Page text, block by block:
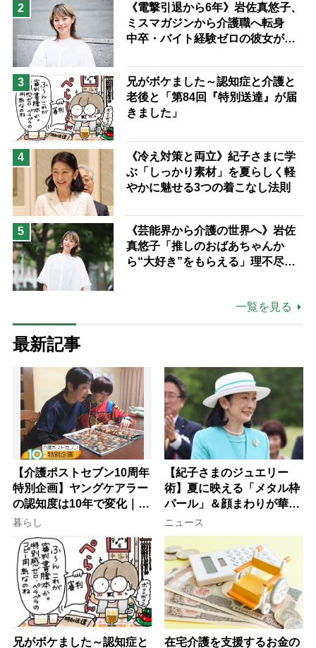
2
《電撃引退から6年》岩佐真悠子、
ミスマガジンから介護職へ転身
中卒・バイト経験ゼロの彼女が見
ながら自分らしくいられる」
3
兄がボケました～認知症と介護と
老後と「第84回『特別送達』が届
きました」
4
《冷え対策と両立》紀子さまに学
ぶ「しっかり素材」を夏らしく軽
やかに魅せる3つの着こなし法則
5
《芸能界から介護の世界へ》岩佐
真悠子「推しのおばあちゃんか
ら“大好き”をもらえる」理不尽さ
一覧を見る
最新記事
【介護ポストセブン10周年
特別企画】ヤングケアラー
の認知度は10年で変化｜流
行語大賞にノミネート、法
律にも明記されたが果たし
て現在は？
暮らし
【紀子さまのジュエリー
術】夏に映える「メタル枠
パール」＆顔まわりが華や
ぐ「揺れる一粒」の使い分
け方
ニュース
兄がボケました～認知症と
在宅介護を支援するお金の